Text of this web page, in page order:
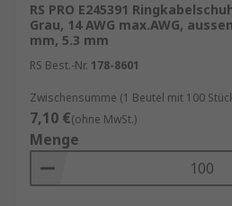
RS PRO E245391
Grau, 14 AWG max.AWG,
mm, 5.3 mm
RS Best.-Nr. 178-8601
Zwischensumme (1 Beutel mit 100
7,10 €(ohne MwSt.)
Menge